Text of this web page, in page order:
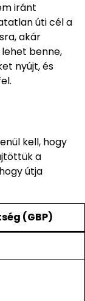
iránt
úti cél a
akár
benne,
nyújt, és
kell, hogy
a
útja
(GBP)